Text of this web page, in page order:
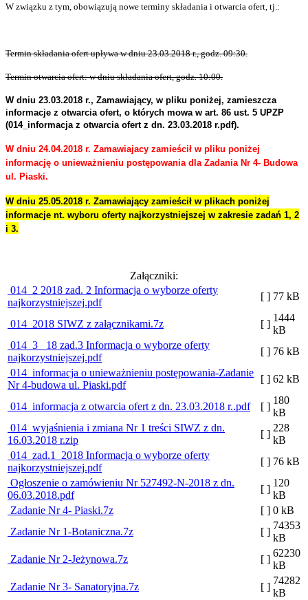
W związku z tym, obowiązują nowe terminy składania i otwarcia ofert, tj.:
Termin składania ofert upływa w dniu 23.03.2018 r., godz. 09:30.
Termin otwarcia ofert: w dniu składania ofert, godz. 10:00.
W dniu 23.03.2018 r., Zamawiający, w pliku poniżej, zamieszcza
informacje z otwarcia ofert, o których mowa w art. 86 ust. 5 UPZP
(014_informacja z otwarcia ofert z dn. 23.03.2018 r.pdf).
W dniu 24.04.2018 r. Zamawiajacy zamieścił w pliku poniżej
informację o unieważnieniu postępowania dla Zadania Nr 4- Budowa
ul. Piaski.
W dniu 25.05.2018 r. Zamawiający zamieścił w plikach poniżej
informacje nt. wyboru oferty najkorzystniejszej w zakresie zadań 1, 2
i 3.
Załączniki:
014_2 2018 zad. 2 Informacja o wyborze oferty
najkorzystniejszej.pdf
[ ] 77 kB
014_2018 SIWZ z załącznikami.7z [ ]
1444
kB
014_3_ 18 zad.3 Informacja o wyborze oferty
najkorzystniejszej.pdf
[ ] 76 kB
014_informacja o unieważnieniu postępowania-Zadanie
Nr 4-budowa ul. Piaski.pdf
[ ] 62 kB
014_informacja z otwarcia ofert z dn. 23.03.2018 r..pdf [ ]
180
kB
014_wyjaśnienia i zmiana Nr 1 treści SIWZ z dn.
16.03.2018 r.zip
[ ]
228
kB
014_zad.1_2018 Informacja o wyborze oferty
najkorzystniejszej.pdf
[ ] 76 kB
Ogłoszenie o zamówieniu Nr 527492-N-2018 z dn.
06.03.2018.pdf
[ ]
120
kB
Zadanie Nr 4- Piaski.7z
[ ] 0 kB
Zadanie Nr 1-Botaniczna.7z
[ ]
74353
kB
Zadanie Nr 2-Jeżynowa.7z
[ ]
62230
kB
Zadanie Nr 3- Sanatoryjna.7z
[ ]
74282
kB